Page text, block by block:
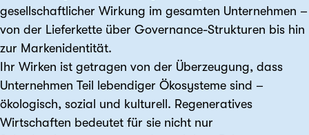
gesellschaftlicher Wirkung im gesamten Unternehmen –
von der Lieferkette über Governance-Strukturen bis hin
zur Markenidentität.
Ihr Wirken ist getragen von der Überzeugung, dass
Unternehmen Teil lebendiger Ökosysteme sind –
ökologisch, sozial und kulturell. Regeneratives
Wirtschaften bedeutet für sie nicht nur